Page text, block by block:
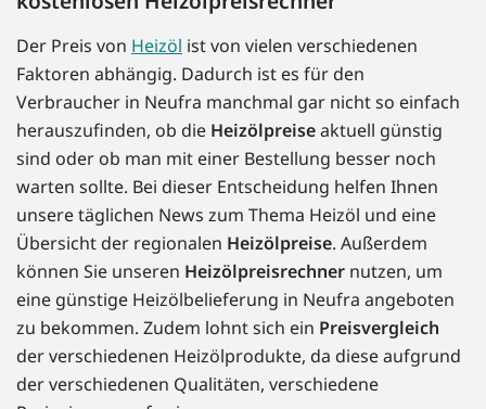
Der Preis von Heizöl ist von vielen verschiedenen
Faktoren abhängig. Dadurch ist es für den
Verbraucher in Neufra manchmal gar nicht so einfach
herauszufinden, ob die Heizölpreiseaktuell günstig
sind oder ob man mit einer Bestellung besser noch
warten sollte. Bei dieser Entscheidung helfen Ihnen
unsere täglichen News zum Thema Heizöl und eine
Übersicht der regionalen Heizölpreise. Außerdem
können Sie unseren Heizölpreisrechner nutzen, um
eine günstige Heizölbelieferung in Neufra angeboten
zu bekommen. Zudem lohnt sich ein Preisvergleich
der verschiedenen Heizölprodukte, da diese aufgrund
der verschiedenen Qualitäten, verschiedene